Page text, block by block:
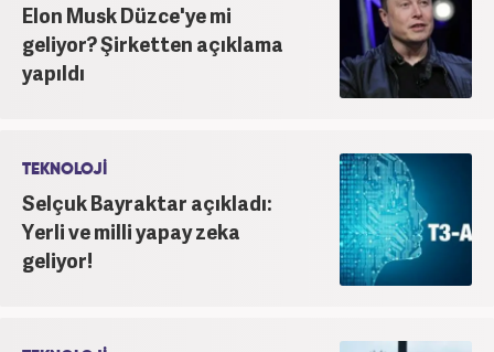
Elon Musk Düzce'ye mi
geliyor? Şirketten açıklama
yapıldı
TEKNOLOJİ
Selçuk Bayraktar açıkladı:
Yerli ve milli yapay zeka
geliyor!